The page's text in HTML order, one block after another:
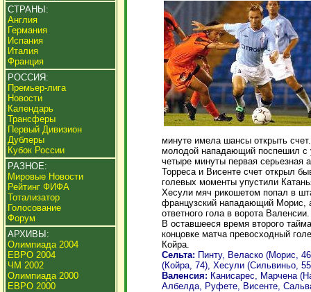
СТРАНЫ:
Англия
Германия
Испания
Италия
Франция
РОССИЯ:
Премьер-лига
Новости
Календарь
Трансферы
Первый Дивизион
Дублеры
Кубок России
РАЗНОЕ:
Мировые Новости
Рейтинг ФИФА
Тотализатор
Голосование
Форум
АРХИВЫ:
Олимпиада 2004
ЕВРО 2004
ЧМ 2002
Олимпиада 2000
ЕВРО 2000
минуте имела шансы открыть
молодой нападающий поспешил с
четыре минуты первая серьезная
Торреса и Висенте счет открыл
голевых моменты упустили
Хесули мяч рикошетом попал в
французский нападающий Морис,
ответного гола в ворота
В оставшееся время второго
концовке матча превосходный
Койра.
Сельта: Пинту, Веласко (Морис,
(Койра, 74), Хесули (Сильвиньо,
Валенсия: Канисарес, Марчена
Албелда, Руфете, Висенте,